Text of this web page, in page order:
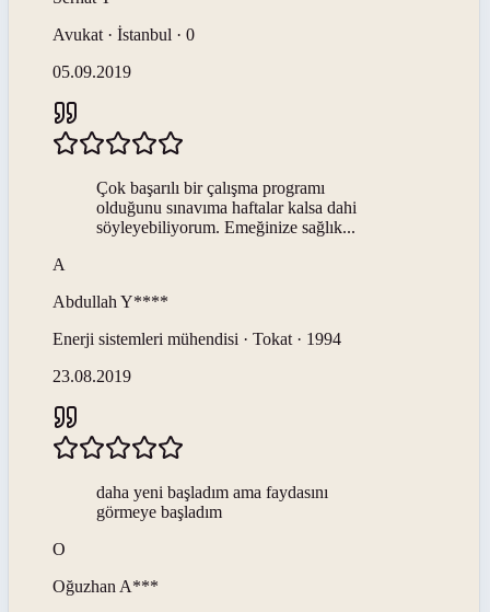
Avukat · İstanbul · 0
05.09.2019
Çok başarılı bir çalışma programı
olduğunu sınavıma haftalar kalsa dahi
söyleyebiliyorum. Emeğinize sağlık...
A
Abdullah Y****
Enerji sistemleri mühendisi · Tokat · 1994
23.08.2019
daha yeni başladım ama faydasını
görmeye başladım
O
Oğuzhan A***